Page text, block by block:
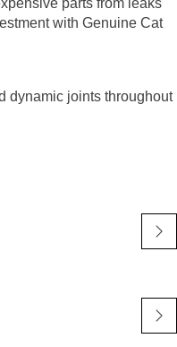
parts from leaks
with Genuine Cat
dynamic joints throughout